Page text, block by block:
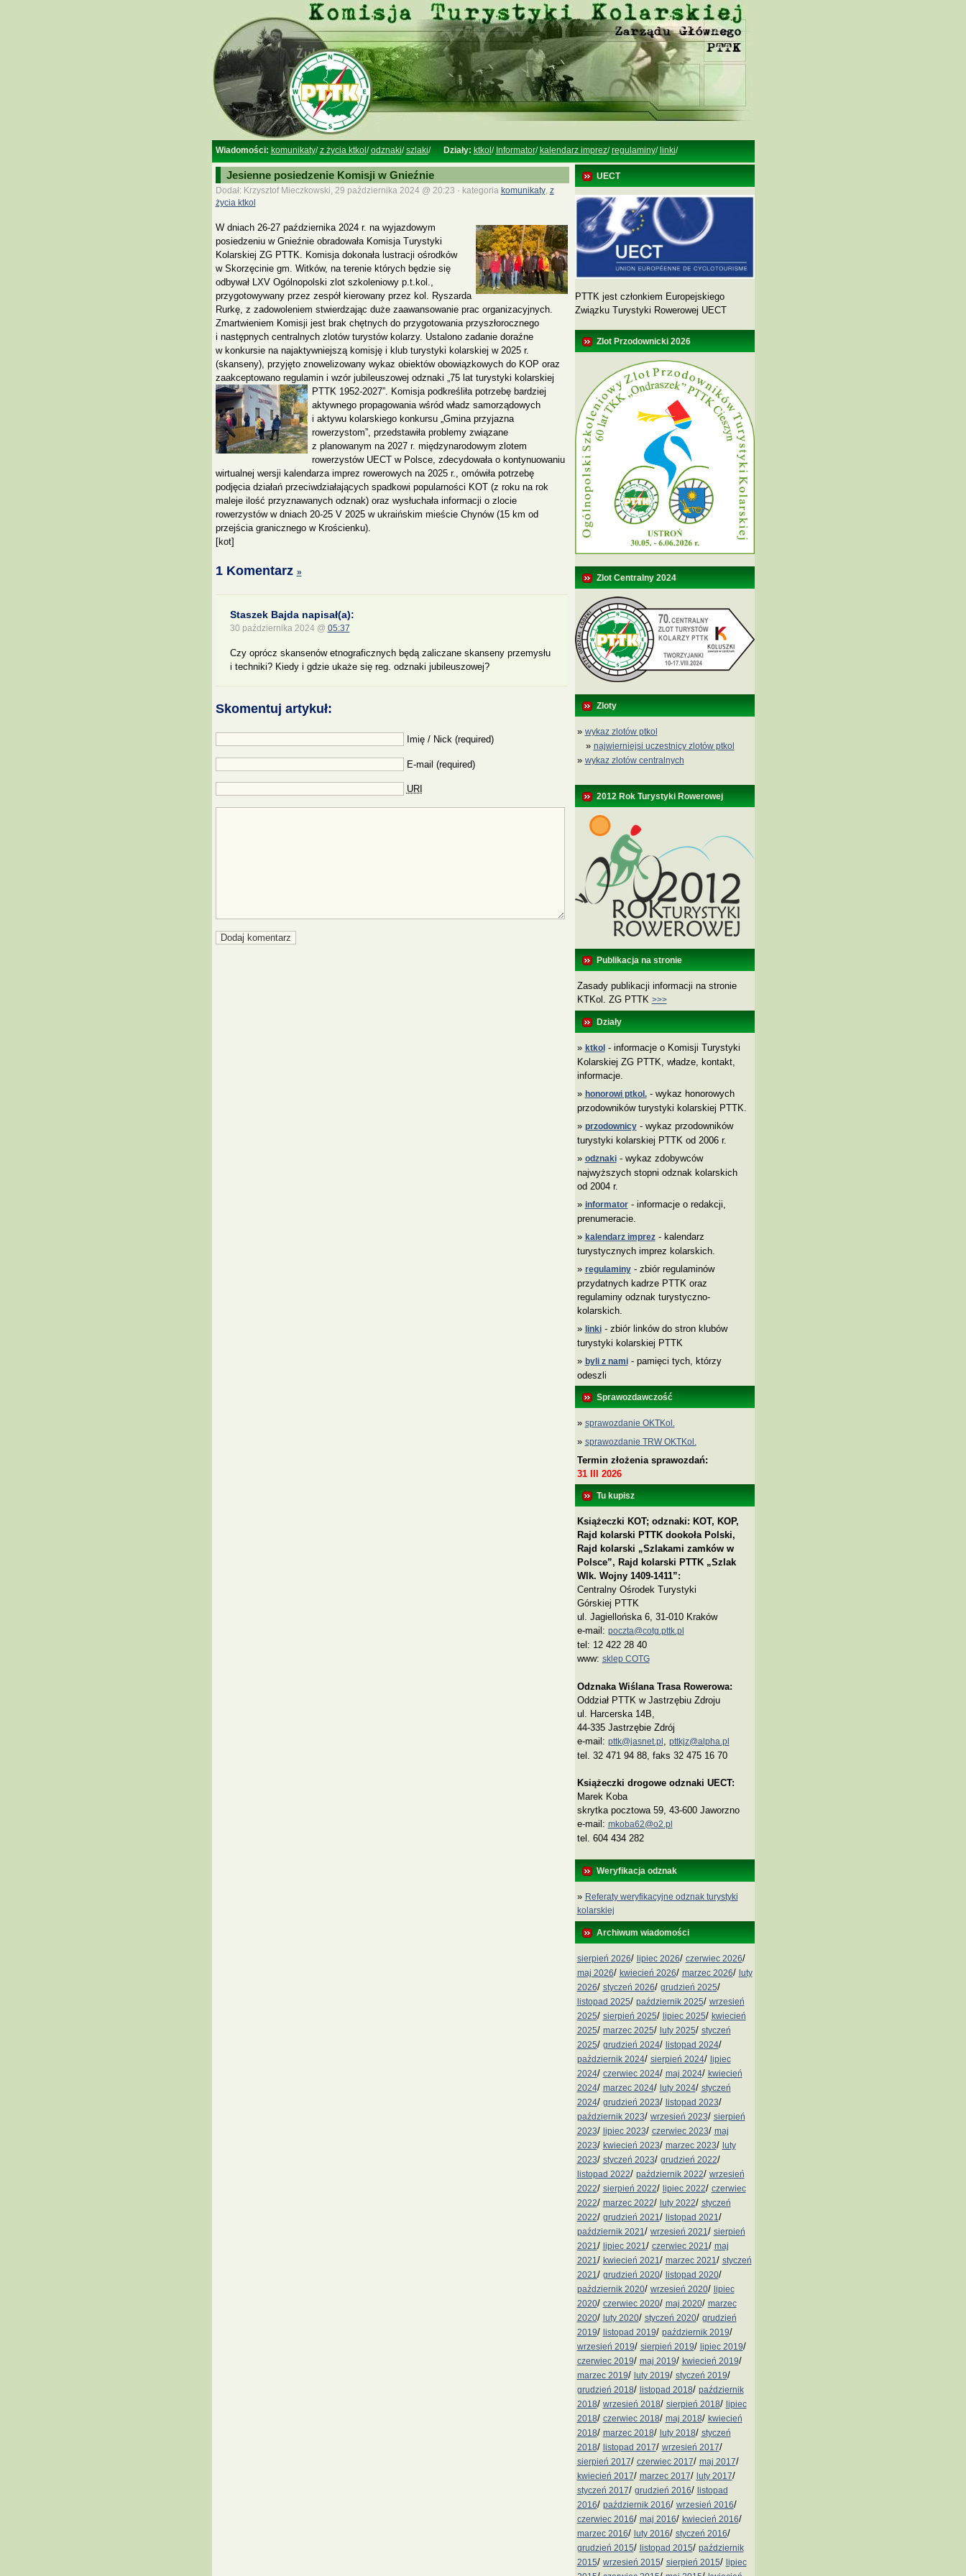
Wiadomości: komunikaty/z życia ktkol /odznaki/szlaki/ Działy: ktkol / Informator/ kalendarz imprez/regulaminy/ linki/
Jesienne posiedzenie Komisji w Gnieźnie
Dodał: Krzysztof Mieczkowski, 29 października 2024 @ 20:23 · kategoria komunikaty, z
życia ktkol
W dniach 26-27 października 2024 r. na wyjazdowym
posiedzeniu w Gnieźnie obradowała Komisja Turystyki
Kolarskiej ZG PTTK. Komisja dokonała lustracji ośrodków
w Skorzęcinie gm. Witków, na terenie których będzie się
odbywał LXV Ogólnopolski zlot szkoleniowy p.t.kol.,
przygotowywany przez zespół kierowany przez kol. Ryszarda
Rurkę, z zadowoleniem stwierdzając duże zaawansowanie prac organizacyjnych.
Zmartwieniem Komisji jest brak chętnych do przygotowania przyszłorocznego
i następnych centralnych zlotów turystów kolarzy. Ustalono zadanie doraźne
w konkursie na najaktywniejszą komisję i klub turystyki kolarskiej w 2025 r.
(skanseny), przyjęto znowelizowany wykaz obiektów obowiązkowych do KOP oraz
zaakceptowano regulamin i wzór jubileuszowej odznaki „75 lat turystyki kolarskiej
PTTK 1952-2027”. Komisja podkreśliła potrzebę bardziej
aktywnego propagowania wśród władz samorządowych
i aktywu kolarskiego konkursu „Gmina przyjazna
rowerzystom”, przedstawiła problemy związane
z planowanym na 2027 r. międzynarodowym zlotem
rowerzystów UECT w Polsce, zdecydowała o kontynuowaniu
wirtualnej wersji kalendarza imprez rowerowych na 2025 r., omówiła potrzebę
podjęcia działań przeciwdziałających spadkowi popularności KOT (z roku na rok
maleje ilość przyznawanych odznak) oraz wysłuchała informacji o zlocie
rowerzystów w dniach 20-25 V 2025 w ukraińskim mieście Chynów (15 km od
przejścia granicznego w Krościenku).
[kot]
1 Komentarz »
Staszek Bajda napisał(a):
30 października 2024 @ 05:37
Czy oprócz skansenów etnograficznych będą zaliczane skanseny przemysłu
i techniki? Kiedy i gdzie ukaże się reg. odznaki jubileuszowej?
Skomentuj artykuł:
Imię / Nick (required)
E-mail (required)
URI
UECT
PTTK jest członkiem Europejskiego
Związku Turystyki Rowerowej UECT
Zlot Przodownicki 2026
Zlot Centralny 2024
Zloty
» wykaz zlotów ptkol
» najwierniejsi uczestnicy zlotów ptkol
» wykaz zlotów centralnych
2012 Rok Turystyki Rowerowej
Publikacja na stronie
Zasady publikacji informacji na stronie
KTKol. ZG PTTK >>>
Działy
» ktkol- informacje o Komisji Turystyki
Kolarskiej ZG PTTK, władze, kontakt,
informacje.
» honorowi ptkol.- wykaz honorowych
przodowników turystyki kolarskiej PTTK.
» przodownicy- wykaz przodowników
turystyki kolarskiej PTTK od 2006 r.
» odznaki- wykaz zdobywców
najwyższych stopni odznak kolarskich
od 2004 r.
» informator- informacje o redakcji,
prenumeracie.
» kalendarz imprez- kalendarz
turystycznych imprez kolarskich.
» regulaminy- zbiór regulaminów
przydatnych kadrze PTTK oraz
regulaminy odznak turystyczno-
kolarskich.
» linki- zbiór linków do stron klubów
turystyki kolarskiej PTTK
» byli z nami- pamięci tych, którzy
odeszli
Sprawozdawczość
» sprawozdanie OKTKol.
» sprawozdanie TRW OKTKol.
Termin złożenia sprawozdań:
31 III 2026
Tu kupisz
Książeczki KOT; odznaki: KOT, KOP,
Rajd kolarski PTTK dookoła Polski,
Rajd kolarski „Szlakami zamków w
Polsce”, Rajd kolarski PTTK „Szlak
Wlk. Wojny 1409-1411”:
Centralny Ośrodek Turystyki
Górskiej PTTK
ul. Jagiellońska 6, 31-010 Kraków
e-mail: poczta@cotg.pttk.pl
tel: 12 422 28 40
www: sklep COTG
Odznaka Wiślana Trasa Rowerowa:
Oddział PTTK w Jastrzębiu Zdroju
ul. Harcerska 14B,
44-335 Jastrzębie Zdrój
e-mail: pttk@jasnet.pl pttkjz@alpha.pl
tel. 32 471 94 88, faks 32 475 16 70
Książeczki drogowe odznaki UECT:
Marek Koba
skrytka pocztowa 59, 43-600 Jaworzno
e‑mail: mkoba62@o2.pl
tel. 604 434 282
Weryfikacja odznak
» Referaty weryfikacyjne odznak turystyki
kolarskiej
Archiwum wiadomości
sierpień 2026/ lipiec 2026/ czerwiec 2026/
maj 2026/ kwiecień 2026/ marzec 2026/ luty
2026/ styczeń 2026/ grudzień 2025/
listopad 2025/ październik 2025/ wrzesień
2025/ sierpień 2025/ lipiec 2025/ kwiecień
2025/ marzec 2025/ luty 2025/ styczeń
2025/ grudzień 2024/ listopad 2024/
październik 2024/ sierpień 2024/ lipiec
2024/ czerwiec 2024/ maj 2024/ kwiecień
2024/ marzec 2024/ luty 2024/ styczeń
2024/ grudzień 2023/ listopad 2023/
październik 2023/ wrzesień 2023/ sierpień
2023/ lipiec 2023/ czerwiec 2023/ maj
2023/ kwiecień 2023/ marzec 2023/ luty
2023/ styczeń 2023/ grudzień 2022/
listopad 2022/ październik 2022/ wrzesień
2022/ sierpień 2022/ lipiec 2022/ czerwiec
2022/ marzec 2022/ luty 2022/ styczeń
2022/ grudzień 2021 / listopad 2021 /
październik 2021 / wrzesień 2021 / sierpień
2021 / lipiec 2021 / czerwiec 2021 / maj
2021 / kwiecień 2021 / marzec 2021 / styczeń
2021 / grudzień 2020/ listopad 2020/
październik 2020/ wrzesień 2020/ lipiec
2020/ czerwiec 2020/ maj 2020/ marzec
2020/ luty 2020/ styczeń 2020/ grudzień
2019/ listopad 2019/ październik 2019/
wrzesień 2019/ sierpień 2019/ lipiec 2019/
czerwiec 2019/ maj 2019/ kwiecień 2019/
marzec 2019/ luty 2019/ styczeń 2019/
grudzień 2018/ listopad 2018/ październik
2018/ wrzesień 2018/ sierpień 2018/ lipiec
2018/ czerwiec 2018/ maj 2018/ kwiecień
2018/ marzec 2018/ luty 2018/ styczeń
2018/ listopad 2017/ wrzesień 2017/
sierpień 2017/ czerwiec 2017/ maj 2017/
kwiecień 2017/ marzec 2017/ luty 2017/
styczeń 2017/ grudzień 2016/ listopad
2016/ październik 2016/ wrzesień 2016/
czerwiec 2016/ maj 2016/ kwiecień 2016/
marzec 2016/ luty 2016/ styczeń 2016/
grudzień 2015/ listopad 2015/ październik
2015/ wrzesień 2015/ sierpień 2015/ lipiec